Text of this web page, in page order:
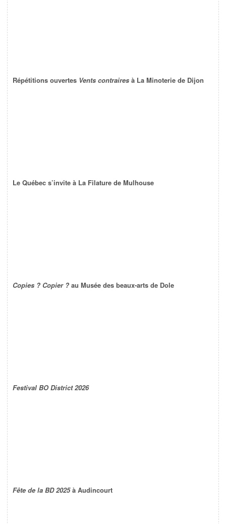
Répétitions ouvertes Vents contraires à La Minoterie de Dijon
Le Québec s’invite à La Filature de Mulhouse
Copies ? Copier ? au Musée des beaux-arts de Dole
Festival BO District 2026
Fête de la BD 2025à Audincourt